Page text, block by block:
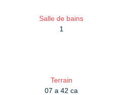
Salle de bains
1
Terrain
07 a 42 ca